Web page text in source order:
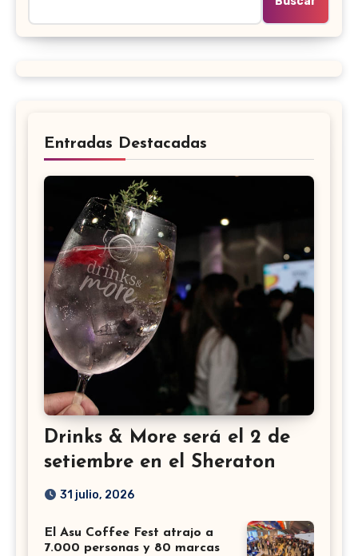
Entradas Destacadas
Drinks & More será el 2 de
setiembre en el Sheraton
31 julio, 2026
El Asu Coffee Fest atrajo a
7.000 personas y 80 marcas